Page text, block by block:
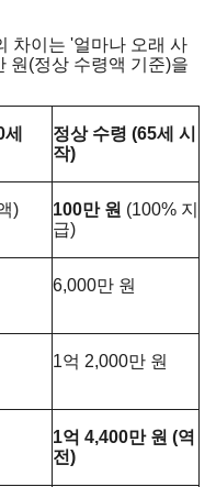
차이는 '얼마나 오래 사
원(정상 수령액 기준)을
정상 수령 (65세 시
작)
) 100만 원 (100% 지
급)
6,000만 원
1억 2,000만 원
1억 4,400만 원 (역
전)